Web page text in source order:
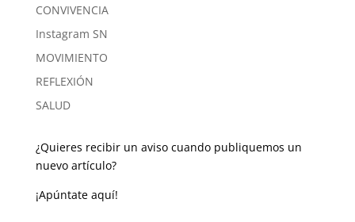
CONVIVENCIA
Instagram SN
MOVIMIENTO
REFLEXIÓN
SALUD
¿Quieres recibir un aviso cuando publiquemos un
nuevo artículo?
¡Apúntate aquí!